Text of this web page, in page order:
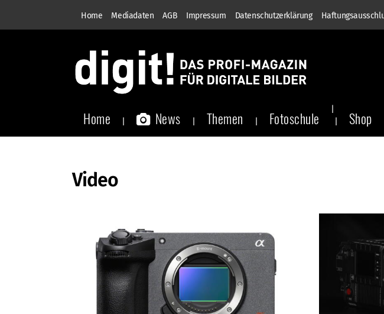
Home Mediadaten AGB Impressum Datenschutzerklärung
Home News Themen Fotoschule Shop
Video